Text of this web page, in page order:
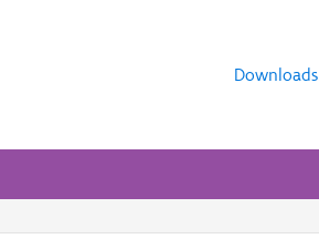
Downloads